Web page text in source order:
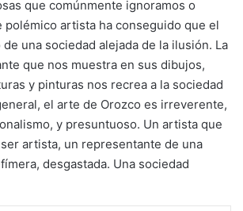
que comúnmente ignoramos o
polémico artista ha conseguido que el
una sociedad alejada de la ilusión. La
que nos muestra en sus dibujos,
y pinturas nos recrea a la sociedad
el arte de Orozco es irreverente,
y presuntuoso. Un artista que
artista, un representante de una
desgastada. Una sociedad